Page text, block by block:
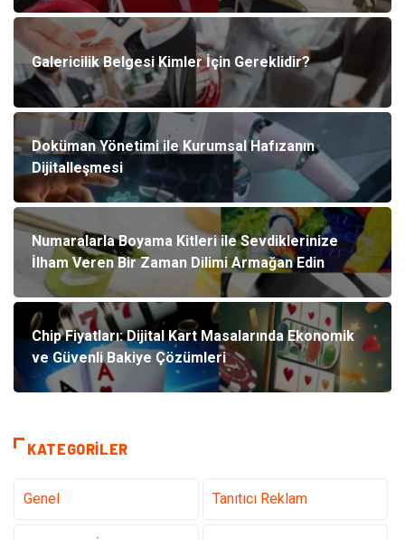
Galericilik Belgesi Kimler İçin Gereklidir?
Doküman Yönetimi ile Kurumsal Hafızanın
Dijitalleşmesi
Numaralarla Boyama Kitleri ile Sevdiklerinize
İlham Veren Bir Zaman Dilimi Armağan Edin
Chip Fiyatları: Dijital Kart Masalarında Ekonomik
ve Güvenli Bakiye Çözümleri
KATEGORILER
Genel Tanıtıcı Reklam